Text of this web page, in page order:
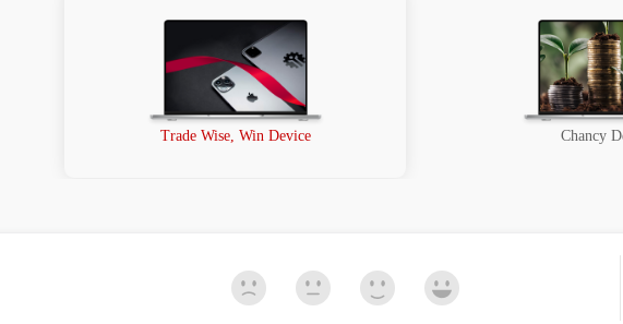
Trade Wise, Win Device Chancy